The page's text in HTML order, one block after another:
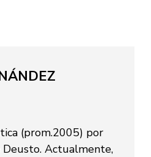
(prom.2005) por
Actualmente,